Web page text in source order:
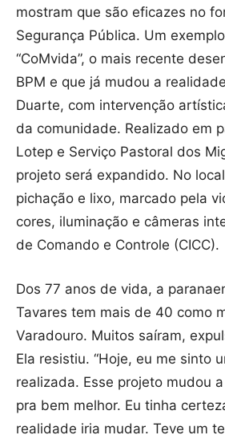
mostram que são eficazes no
Segurança Pública. Um
“CoMvida”, o mais recente
BPM e que já mudou a
Duarte, com intervenção
da comunidade. Realizado em
Lotep e Serviço Pastoral dos
projeto será expandido. No
pichação e lixo, marcado pela
cores, iluminação e câmeras
de Comando e Controle (CICC).
Dos 77 anos de vida, a
Tavares tem mais de 40 como
Varadouro. Muitos saíram,
Ela resistiu. “Hoje, eu me sinto
realizada. Esse projeto mudou
pra bem melhor. Eu tinha
realidade iria mudar. Teve um